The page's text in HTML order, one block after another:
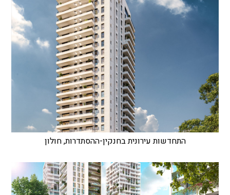
התחדשות עירונית בחנקין-ההסתדרות, חולון